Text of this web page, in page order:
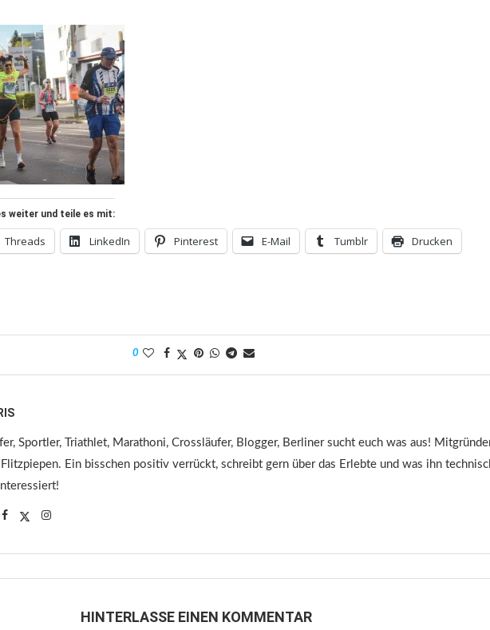
weiter und teile es mit:
Threads LinkedIn Pinterest E-Mail Tumblr Drucken
0
Sportler, Triathlet, Marathoni, Crossläufer, Blogger, Berliner sucht euch was aus!
Ein bisschen positiv verrückt, schreibt gern über das Erlebte und was ihn
HINTERLASSE EINEN KOMMENTAR